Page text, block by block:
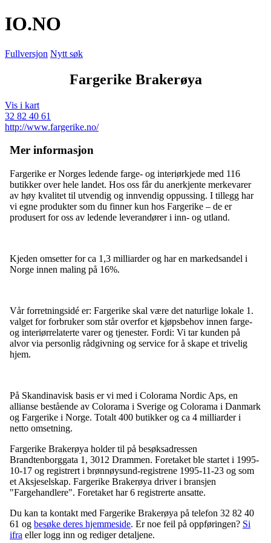
IO.NO
Fullversjon Nytt søk
Fargerike Brakerøya
Vis i kart
32 82 40 61
http://www.fargerike.no/
Mer informasjon
Fargerike er Norges ledende farge- og interiørkjede med 116
butikker over hele landet. Hos oss får du anerkjente merkevarer
av høy kvalitet til utvendig og innvendig oppussing. I tillegg har
vi egne produkter som du finner kun hos Fargerike – de er
produsert for oss av ledende leverandører i inn- og utland.
Kjeden omsetter for ca 1,3 milliarder og har en markedsandel i
Norge innen maling på 16%.
Vår forretningsidé er: Fargerike skal være det naturlige lokale 1.
valget for forbruker som står overfor et kjøpsbehov innen farge-
og interiørrelaterte varer og tjenester. Fordi: Vi tar kunden på
alvor via personlig rådgivning og service for å skape et trivelig
hjem.
På Skandinavisk basis er vi med i Colorama Nordic Aps, en
allianse bestående av Colorama i Sverige og Colorama i Danmark
og Fargerike i Norge. Totalt 400 butikker og ca 4 milliarder i
netto omsetning.
Fargerike Brakerøya holder til på besøksadressen
Brandtenborggata 1 , 3012 Drammen. Foretaket ble startet i 1995-
10-17 og registrert i brønnøysund-registrene 1995-11-23 og som
et Aksjeselskap. Fargerike Brakerøya driver i bransjen
"Fargehandlere". Foretaket har 6 registrerte ansatte.
Du kan ta kontakt med Fargerike Brakerøya på telefon 32 82 40
61 og besøke deres hjemmeside. Er noe feil på oppføringen? Si
ifra eller logg inn og rediger detaljene.